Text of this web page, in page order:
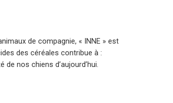
de compagnie, « INNE » est
des céréales contribue à :
nos chiens d’aujourd’hui.